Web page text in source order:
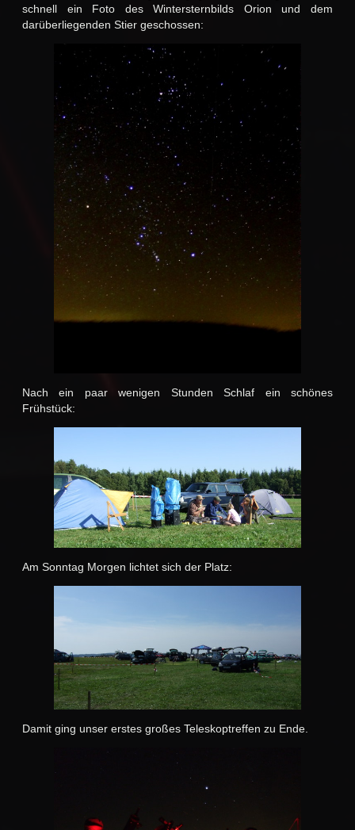
schnell ein Foto des Wintersternbilds Orion und dem
darüberliegenden Stier geschossen:
Nach ein paar wenigen Stunden Schlaf ein schönes
Frühstück:
Am Sonntag Morgen lichtet sich der Platz:
Damit ging unser erstes großes Teleskoptreffen zu Ende.